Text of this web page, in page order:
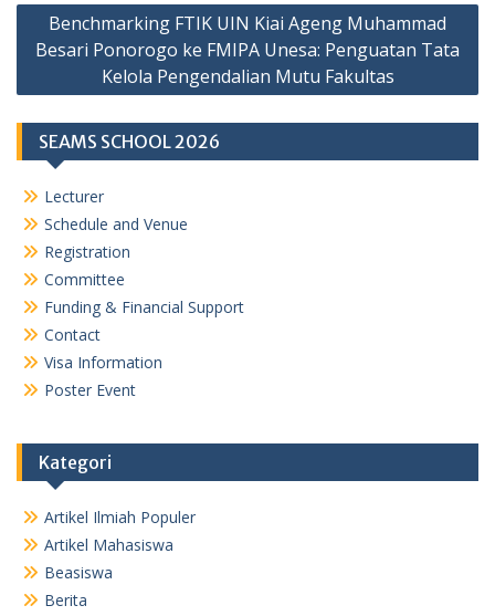
Benchmarking FTIK UIN Kiai Ageng Muhammad
Besari Ponorogo ke FMIPA Unesa: Penguatan Tata
Kelola Pengendalian Mutu Fakultas
SEAMS SCHOOL 2026
Lecturer
Schedule and Venue
Registration
Committee
Funding & Financial Support
Contact
Visa Information
Poster Event
Kategori
Artikel Ilmiah Populer
Artikel Mahasiswa
Beasiswa
Berita